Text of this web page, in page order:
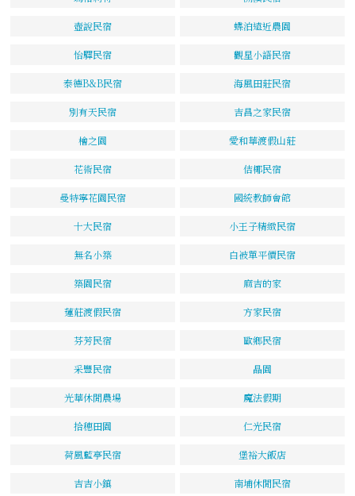
壺說民宿 蝶泊遠近農園
怡驛民宿 觀星小語民宿
泰德B&B民宿 海風田莊民宿
別有天民宿 吉昌之家民宿
檜之園 愛和華渡假山莊
花術民宿 佶椰民宿
曼特寧花園民宿 國統教師會館
十大民宿 小王子精緻民宿
無名小築 白被單平價民宿
築園民宿 麻吉的家
蓮莊渡假民宿 方家民宿
芬芳民宿 歐鄉民宿
采豐民宿 晶園
光華休閒農場 魔法假期
拾穗田園 仁光民宿
荷風藍亭民宿 堡裕大飯店
吉吉小鎮 南埔休閒民宿